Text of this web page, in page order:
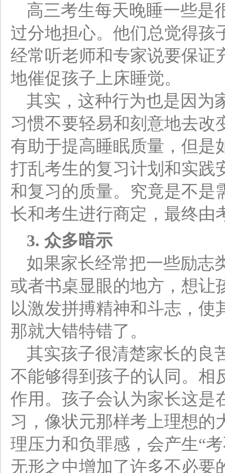
高三考生每天晚睡一些是
过分地担心。他们总觉得孩
经常听老师和专家说要保证
地催促孩子上床睡觉。
其实，这种行为也是因为
习惯不要轻易和刻意地去改
有助于提高睡眠质量，但是
打乱考生的复习计划和实践
和复习的质量。究竟是不是
长和考生进行商定，最终由
3. 众多暗示
如果家长经常把一些励志
或者书桌显眼的地方，想让
以激发拼搏精神和斗志，
那就大错特错了。
其实孩子很清楚家长的良
不能够得到孩子的认同。相
作用。孩子会认为家长这是
习，像状元那样考上理想的
理压力和负罪感，会产生“
无形之中增加了许多不必要